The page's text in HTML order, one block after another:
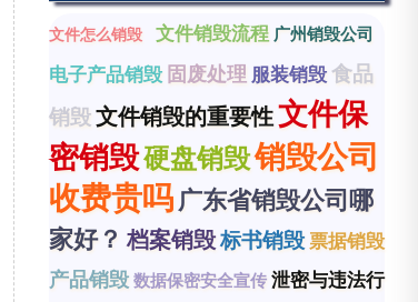
文件怎么销毁 文件销毁流程 广州销毁公司
电子产品销毁 固废处理 服装销毁 食品
销毁文件销毁的重要性文件保
密销毁硬盘销毁销毁公司
收费贵吗广东省销毁公司哪
家好？ 档案销毁标书销毁 票据销毁
产品销毁数据保密安全宣传泄密与违法行